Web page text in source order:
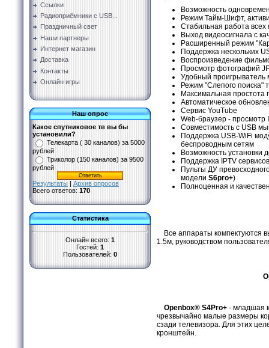
Ссылки
Радиоприёмники с USB...
Праздничный свет
Наши партнеры
Интернет магазин
Доставка
Контакты
Онлайн игры
Наш опрос
Какое спутниковое тв вы бы
установили?
Телекарта ( 30 каналов) за 5000
рублей
Триколор (150 каналов) за 9500
рублей
Результаты | Архив опросов
Всего ответов: 170
Статистика
Онлайн всего: 1
Гостей: 1
Пользователей: 0
Возможность
Режим Тайм-Шифт,
Стабильная работа всех
Выход видеосигнала с
Расширенный режим
Поддержка нескольких
Воспроизведение
Просмотр фотографий
Удобный проигрыватель
Режим "Слепого поиска"
Максимальная простота
Автоматическое
Сервис YouTube
Web-браузер - просмотр
Совместимость с USB
Поддержка USB-WiFi
беспроводным сетям
Возможность установки
Поддержка IPTV
Пульты ДУ
модели S6pro+)
Полноценная и
Все аппараты компектуются
1.5м, руководством
Openbox® S4Pro+ - младшая
чрезвычайно малые размеры
сзади телевизора. Для этих
кронштейн.